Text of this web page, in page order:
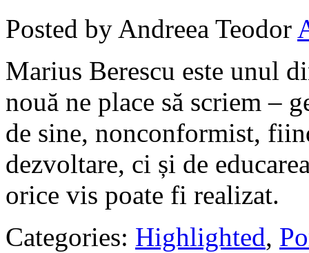
Posted by Andreea Teodor
Marius Berescu este unul
nouă ne place să scriem –
de sine, nonconformist,
dezvoltare, ci și de
orice vis poate fi realizat.
Categories: Highlighted,